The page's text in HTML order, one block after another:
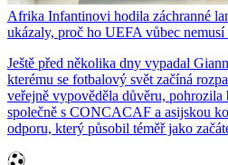
Afrika Infantinovi hodila záchranné
ukázaly, proč ho UEFA vůbec nemusí
Ještě před několika dny vypadal
kterému se fotbalový svět začíná
veřejně vypověděla důvěru, pohrozila
společně s CONCACAF a asijskou
odporu, který působil téměř jako